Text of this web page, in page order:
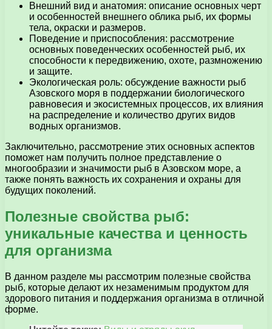
Внешний вид и анатомия: описание основных черт
и особенностей внешнего облика рыб, их формы
тела, окраски и размеров.
Поведение и приспособления: рассмотрение
основных поведенческих особенностей рыб, их
способности к передвижению, охоте, размножению
и защите.
Экологическая роль: обсуждение важности рыб
Азовского моря в поддержании биологического
равновесия и экосистемных процессов, их влияния
на распределение и количество других видов
водных организмов.
Заключительно, рассмотрение этих основных аспектов
поможет нам получить полное представление о
многообразии и значимости рыб в Азовском море, а
также понять важность их сохранения и охраны для
будущих поколений.
Полезные свойства рыб:
уникальные качества и ценность
для организма
В данном разделе мы рассмотрим полезные свойства
рыб, которые делают их незаменимым продуктом для
здорового питания и поддержания организма в отличной
форме.